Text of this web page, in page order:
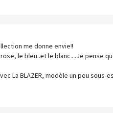
me donne envie!!
le bleu..et le blanc....Je pense
La BLAZER, modèle un peu sous-